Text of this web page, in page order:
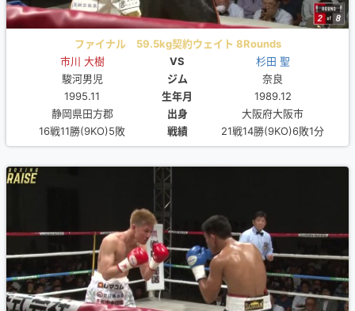
ファイナル 59.5kg契約ウェイト 8Rounds
市川 大樹
VS
杉田 聖
駿河男児
ジム
奈良
1995.11
生年月
1989.12
静岡県田方郡
出身
大阪府大阪市
16戦11勝(9KO)5敗
戦績 21戦14勝(9KO)6敗1分